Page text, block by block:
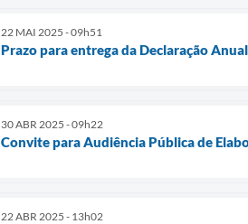
22 MAI 2025 - 09h51
Prazo para entrega da Declaração
30 ABR 2025 - 09h22
Convite para Audiência Pública de
22 ABR 2025 - 13h02